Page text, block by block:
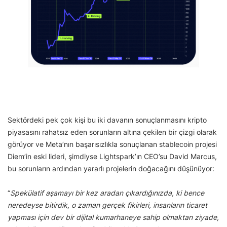
Sektördeki pek çok kişi bu iki davanın sonuçlanmasını kripto
piyasasını rahatsız eden sorunların altına çekilen bir çizgi olarak
görüyor ve Meta’nın başarısızlıkla sonuçlanan stablecoin projesi
Diem’in eski lideri, şimdiyse Lightspark’ın CEO’su David Marcus,
bu sorunların ardından yararlı projelerin doğacağını düşünüyor:
“Spekülatif aşamayı bir kez aradan çıkardığınızda, ki bence
neredeyse bitirdik, o zaman gerçek fikirleri, insanların ticaret
yapması için dev bir dijital kumarhaneye sahip olmaktan ziyade,